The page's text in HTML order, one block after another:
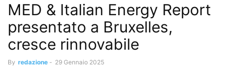
MED & Italian Energy Report
presentato a Bruxelles,
cresce rinnovabile
By redazione - 29 Gennaio 2025